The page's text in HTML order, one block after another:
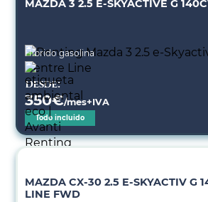
MAZDA 3 2.5 E-SKYACTIVE G
Híbrido gasolina
Desde:
350€/mes+IVA
Todo incluido
MAZDA CX-30 2.5 E-SKYACTIV G
LINE FWD